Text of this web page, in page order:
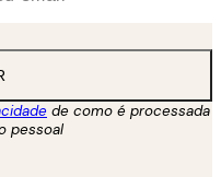
de como é processada
pessoal